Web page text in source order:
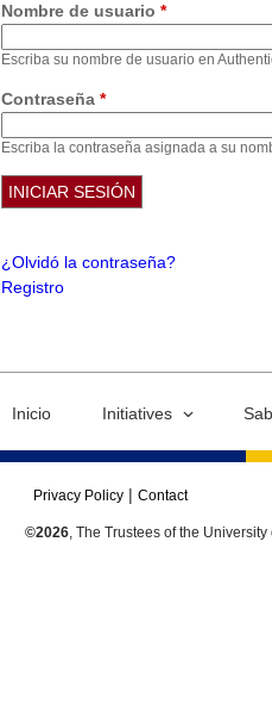
Nombre de usuario *
Escriba su nombre de usuario en
Contraseña *
Escriba la contraseña asignada a su
¿Olvidó la contraseña?
Registro
Inicio Initiatives
Privacy Policy Contact
©2026, The Trustees of the